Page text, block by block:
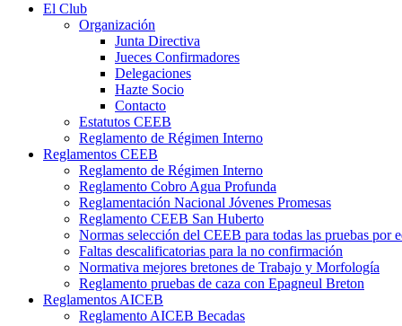
El Club
Organización
Junta Directiva
Jueces Confirmadores
Delegaciones
Hazte Socio
Contacto
Estatutos CEEB
Reglamento de Régimen Interno
Reglamentos CEEB
Reglamento de Régimen Interno
Reglamento Cobro Agua Profunda
Reglamentación Nacional Jóvenes Promesas
Reglamento CEEB San Huberto
Normas selección del CEEB para todas las pruebas por
Faltas descalificatorias para la no confirmación
Normativa mejores bretones de Trabajo y Morfología
Reglamento pruebas de caza con Epagneul Breton
Reglamentos AICEB
Reglamento AICEB Becadas